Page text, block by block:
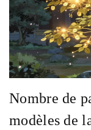
Nombre de
modèles de